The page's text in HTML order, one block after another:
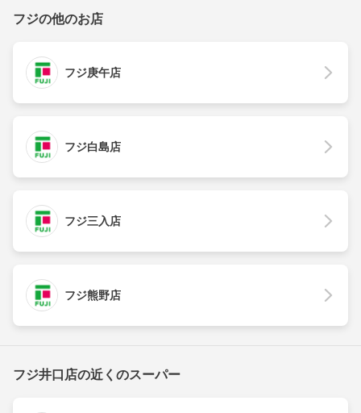
フジの他のお店
フジ庚午店
フジ白島店
フジ三入店
フジ熊野店
フジ井口店の近くのスーパー